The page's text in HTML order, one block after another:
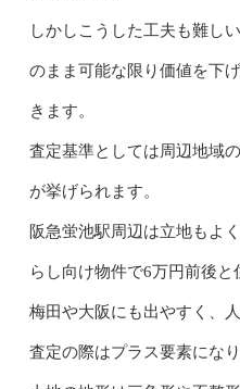
しかしこうした工夫も難し
のまま可能な限り価値を下
きます。
査定基準としては周辺地域
が挙げられます。
阪急蛍池駅周辺は立地もよ
らし向け物件で6万円前後と
梅田や大阪にも出やすく、
査定の際はプラス要素になり